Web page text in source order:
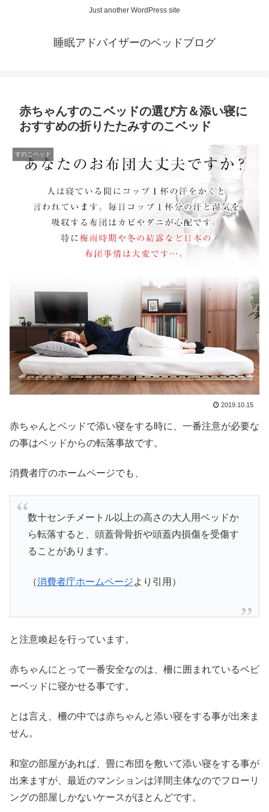
Just another WordPress site
睡眠アドバイザーのベッドブログ
赤ちゃんすのこベッドの選び方＆添い寝に
おすすめの折りたたみすのこベッド
すのこベッド
2019.10.15
赤ちゃんとベッドで添い寝をする時に、一番注意が必要な
の事はベッドからの転落事故です。
消費者庁のホームページでも、
数十センチメートル以上の高さの大人用ベッドか
ら転落すると、頭蓋骨骨折や頭蓋内損傷を受傷す
ることがあります。
（消費者庁ホームページより引用）
と注意喚起を行っています。
赤ちゃんにとって一番安全なのは、柵に囲まれているベビ
ーベッドに寝かせる事です。
とは言え、柵の中では赤ちゃんと添い寝をする事が出来ま
せん。
和室の部屋があれば、畳に布団を敷いて添い寝をする事が
出来ますが、最近のマンションは洋間主体なのでフローリ
ングの部屋しかないケースがほとんどです。